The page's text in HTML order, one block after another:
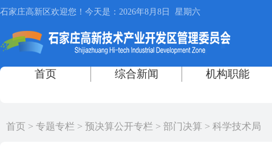
首页 > 专题专栏 > 预决算公开专栏 > 部门决算 > 科学技术局